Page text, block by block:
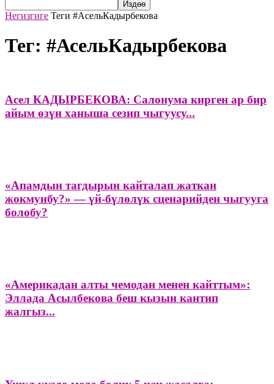
Негизгиге Теги #АсельКадырбекова
Тег: #АсельКадырбекова
Асел КАДЫРБЕКОВА: Салонума кирген ар бир
айым өзүн ханыша сезип чыгуусу...
«Апамдын тагдырын кайталап жаткан
жокмунбу?» — үй-бүлөлүк сценарийден чыгууга
болобу?
«Америкадан алты чемодан менен кайттым»:
Эллада Асылбекова беш кызын кантип
жалгыз...